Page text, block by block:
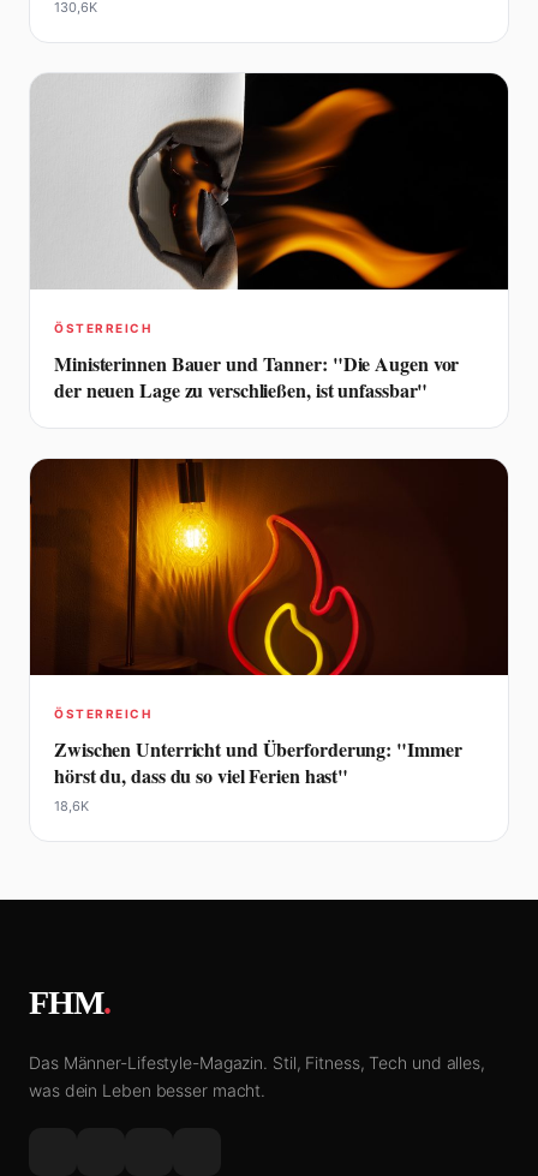
130,6K
ÖSTERREICH
Ministerinnen Bauer und Tanner: "Die Augen vor
der neuen Lage zu verschließen, ist unfassbar"
ÖSTERREICH
Zwischen Unterricht und Überforderung: "Immer
hörst du, dass du so viel Ferien hast"
18,6K
FHM.
Das Männer-Lifestyle-Magazin. Stil, Fitness, Tech und alles,
was dein Leben besser macht.